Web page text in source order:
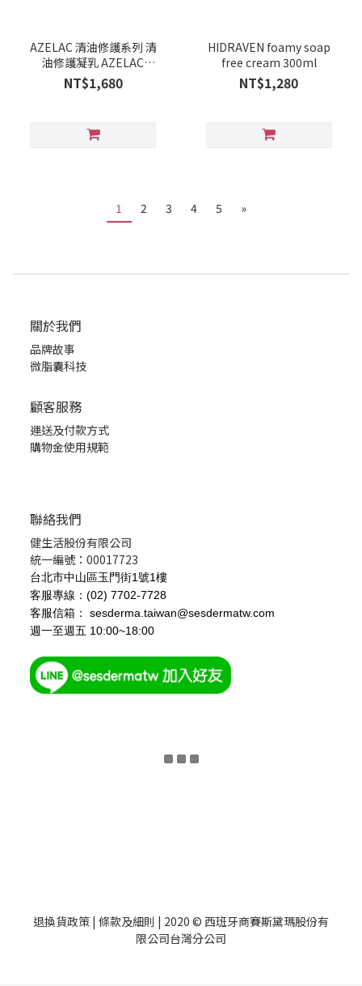
AZELAC 清油修護系列 清
油修護凝乳 AZELAC
Moisturizing gel 50ML
NT$1,680
HIDRAVEN foamy soap
free cream 300ml
NT$1,280
1 2 3 4 5 »
關於我們
品牌故事
微脂囊科技
顧客服務
運送及付款方式
購物金使用規範
聯絡我們
健生活股份有限公司
統一編號：00017723
台北市中山區玉門街1號1樓
客服專線：(02) 7702-7728
客服信箱： sesderma.taiwan@sesdermatw.com
週一至週五 10:00~18:00
退換貨政策 | 條款及細則 | 2020 © 西班牙商賽斯黛瑪股份有
限公司台灣分公司